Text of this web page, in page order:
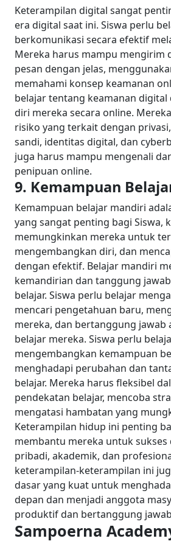
Keterampilan digital sangat
era digital saat ini. Siswa perlu
berkomunikasi secara efektif
Mereka harus mampu mengirim
pesan dengan jelas,
memahami konsep keamanan
belajar tentang keamanan
diri mereka secara online.
risiko yang terkait dengan
sandi, identitas digital, dan
juga harus mampu mengenali
penipuan online.
9. Kemampuan
Kemampuan belajar mandiri
yang sangat penting bagi Siswa,
memungkinkan mereka untuk
mengembangkan diri, dan
dengan efektif. Belajar mandiri
kemandirian dan tanggung
belajar. Siswa perlu belajar
mencari pengetahuan baru,
mereka, dan bertanggung jawab
belajar mereka. Siswa perlu
mengembangkan kemampuan
menghadapi perubahan dan
belajar. Mereka harus fleksibel
pendekatan belajar, mencoba
mengatasi hambatan yang
Keterampilan hidup ini penting
membantu mereka untuk sukses
pribadi, akademik, dan
keterampilan-keterampilan ini
dasar yang kuat untuk
depan dan menjadi anggota
produktif dan bertanggung
Sampoerna